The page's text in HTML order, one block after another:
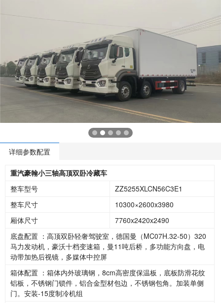
详细参数配置
重汽豪翰小三轴高顶双卧冷藏车
整车型号
ZZ5255XLCN56C3E1
整车尺寸
10300×2600x3980
厢体尺寸
7760x2420x2490
底盘配置 ：高顶双卧轻奢驾驶室，德国曼（MC07H.32-50）320
马力发动机，豪沃十档变速箱，曼11吨后桥，多功能方向盘，电
动带加热后视镜，多媒体中控屏
箱体配置 ：箱体内外玻璃钢，8cm高密度保温板，底板防滑花纹
铝板，不锈钢门锁件，铝合金型材包边，不锈钢包角。加装单侧
门。安装-15度制冷机组